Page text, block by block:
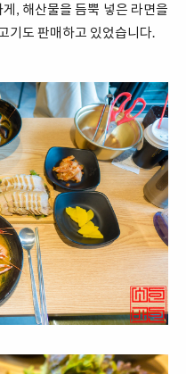
, 해산물을 듬뿍 넣은 라면을
기도 판매하고 있었습니다.